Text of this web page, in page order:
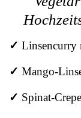
✓ Linsencurry
✓ Mango-
✓ Spinat-